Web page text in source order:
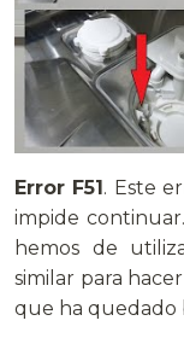
Error F51. Este
impide
hemos de
similar para
que ha quedado